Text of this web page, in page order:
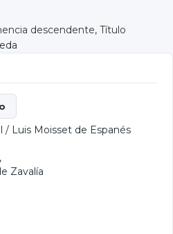
descendente, Título
/ Luis Moisset de Espanés
,
Zavalía